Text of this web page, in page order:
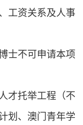
工资关系及人事
士不可申请本项
才托举工程 （不
划、澳门青年学